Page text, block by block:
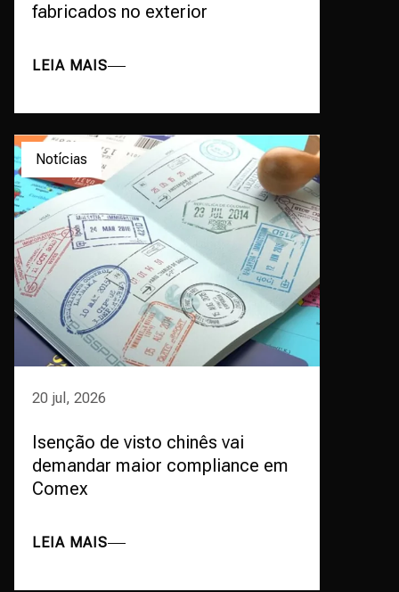
fabricados no exterior
LEIA MAIS
Notícias
20 jul, 2026
Isenção de visto chinês vai
demandar maior compliance em
Comex
LEIA MAIS